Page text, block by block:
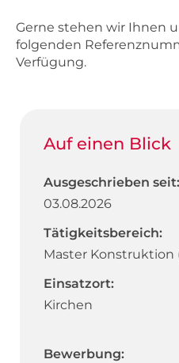
Gerne stehen wir Ihnen
folgenden
Verfügung.
Auf einen Blick
Ausgeschrieben seit:
03.08.2026
Tätigkeitsbereich:
Master Konstruktion
Einsatzort:
Kirchen
Bewerbung: